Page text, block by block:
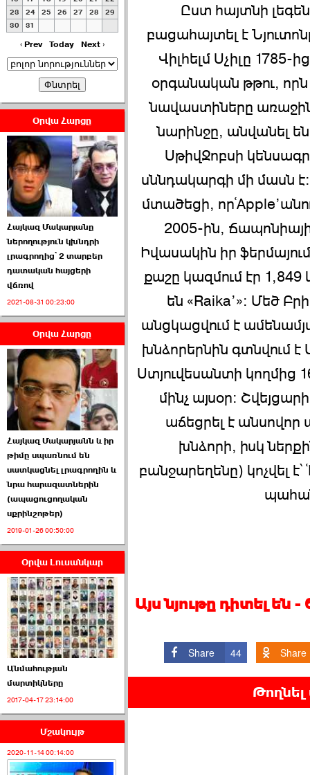
ՃԱՆԱՊԱՐՀՈՎ ›››
2026-07-06 06:50:00
Ամենաշատը էսօրվանից
էի վախենում.Նիկոլայ
Եղիազարյան ›››
2026-07-05 23:19:00
ՏԵՍԱՆՅՈՒԹ․ Ի՞նչ
իրավիճակ է այս ›››
2026-07-04 10:40:00
Սահմանադրական
դատարանը մերժեց ›››
2026-07-02 00:39:00
ՈՒՂԻՂ․ ԱԺ-ն
Կառավարության ›››
2026-07-01 00:52:00
ՍԴ-ն հուլիսի 1-ին
կհեռանա ›››
2026-07-01 00:08:00
23
24 25 26 27 28
29
30
31
‹ Prev Today Next ›
Օրվա Հարցը
Հայկազ Մակարյանը
ներողություն կխնդրի
լրագրողից՝ 2 տարբեր
դատական հայցերի
վճռով
2021-08-31 00:23:00
Օրվա Հարցը
Հայկազ Մակարյանն և իր
թիմը սպառնում են
սատկացնել լրագրողին և
նրա հարազատներին
(ապացուցողական
սքրինշոթեր)
2019-01-26 00:50:00
Օրվա Լուսանկար
Անմահության
մարտիկները
2017-04-17 23:14:00
Մշակույթ
2020-11-14 00:14:00
Ըստ հայտնի
բացահայտել է
Վիլհելմ Սչիլը
օրգանական թթու,
նավաստիները
նարինջը, անվանել
ՍթիվՋոբսի
սննդակարգի մի մասն
մտածեցի,
2005-ին,
Իվասակին իր
քաշը կազմում էր
են «Raika՚»: Մեծ
անցկացվում է
խնձորերնին գտնվում է
Ստյուվեսանտի կողմից
մինչ այսօր:
աճեցրել է
խնձորի, իսկ
բանջարեղենը) կոչվել
Այս նյութը դիտել են
Share 44 Share
Թողնել